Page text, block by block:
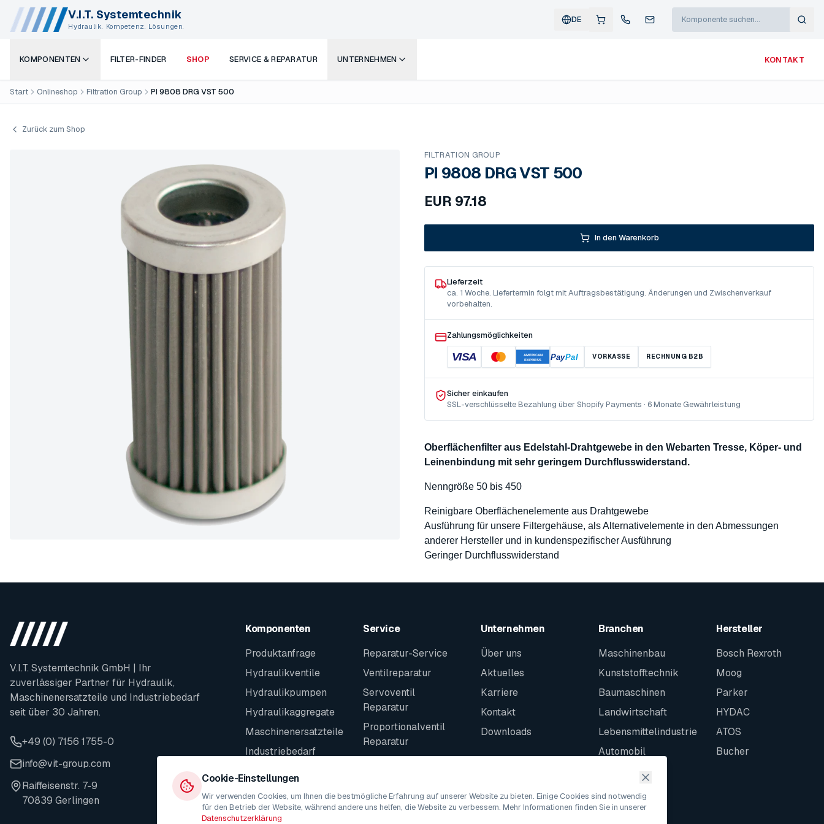
V.I.T. Systemtechnik
Hydraulik. Kompetenz. Lösungen.
DE
KOMPONENTEN FILTER-FINDER SHOP SERVICE & REPARATUR UNTERNEHMEN KONTAKT
Start Onlineshop Filtration Group PI 9808 DRG VST 500
Zurück zum Shop
FILTRATION GROUP
PI 9808 DRG VST 500
EUR 97.18
In den Warenkorb
Lieferzeit
ca. 1 Woche. Liefertermin folgt mit Auftragsbestätigung. Änderungen und Zwischenverkauf
vorbehalten.
Zahlungsmöglichkeiten
VISA
AMERICAN
EXPRESS
PayPal VORKASSE RECHNUNG B2B
Sicher einkaufen
SSL-verschlüsselte Bezahlung über Shopify Payments · 6 Monate Gewährleistung
Oberflächenfilter aus Edelstahl-Drahtgewebe in den Webarten Tresse, Köper- und
Leinenbindung mit sehr geringem Durchflusswiderstand.
Nenngröße 50 bis 450
Reinigbare Oberflächenelemente aus Drahtgewebe
Ausführung für unsere Filtergehäuse, als Alternativelemente in den Abmessungen
anderer Hersteller und in kundenspezifischer Ausführung
Geringer Durchflusswiderstand
V.I.T. Systemtechnik GmbH | Ihr
zuverlässiger Partner für Hydraulik,
Maschinenersatzteile und Industriebedarf
seit über 30 Jahren.
+49 (0) 7156 1755-0
info@vit-group.com
Raiffeisenstr. 7-9
70839 Gerlingen
Komponenten
Produktanfrage
Hydraulikventile
Hydraulikpumpen
Hydraulikaggregate
Maschinenersatzteile
Industriebedarf
Service
Reparatur-Service
Ventilreparatur
Servoventil
Reparatur
Proportionalventil
Reparatur
Unternehmen
Über uns
Aktuelles
Karriere
Kontakt
Downloads
Branchen
Maschinenbau
Kunststofftechnik
Baumaschinen
Landwirtschaft
Lebensmittelindustrie
Automobil
Intralogistik
Hersteller
Bosch Rexroth
Moog
Parker
HYDAC
ATOS
Bucher
Cookie-Einstellungen
Wir verwenden Cookies, um Ihnen die bestmögliche Erfahrung auf unserer Website zu bieten. Einige Cookies sind notwendig
für den Betrieb der Website, während andere uns helfen, die Website zu verbessern. Mehr Informationen finden Sie in unserer
Datenschutzerklärung